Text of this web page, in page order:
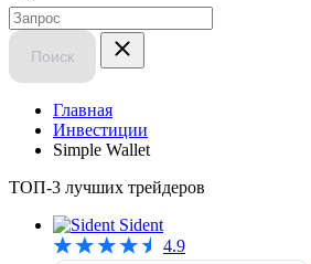
Поиск
Главная
Инвестиции
Simple Wallet
ТОП-3 лучших трейдеров
Sident
4.9